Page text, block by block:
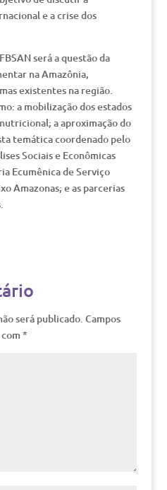
e a crise dos
será a questão da
na Amazônia,
existentes na região.
a mobilização dos estados
a aproximação do
temática coordenado pelo
Sociais e Econômicas
Ecumênica de Serviço
Amazonas; e as parcerias
será publicado. Campos
*